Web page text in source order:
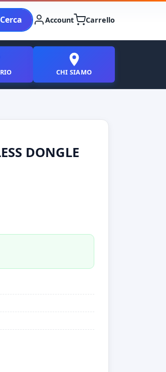
Cerca Account Carrello
CHI SIAMO
DONGLE